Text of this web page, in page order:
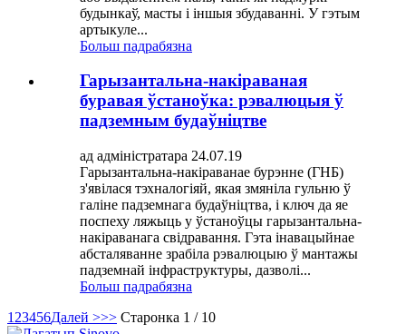
будынкаў, масты і іншыя збудаванні. У гэтым
артыкуле...
Больш падрабязна
Гарызантальна-накіраваная
буравая ўстаноўка: рэвалюцыя ў
падземным будаўніцтве
ад адміністратара 24.07.19
Гарызантальна-накіраванае бурэнне (ГНБ)
з'явілася тэхналогіяй, якая змяніла гульню ў
галіне падземнага будаўніцтва, і ключ да яе
поспеху ляжыць у ўстаноўцы гарызантальна-
накіраванага свідравання. Гэта інавацыйнае
абсталяванне зрабіла рэвалюцыю ў мантажы
падземнай інфраструктуры, дазволі...
Больш падрабязна
1 23456Далей >>> Старонка 1 / 10